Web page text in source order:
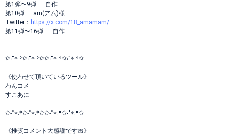
第1弾〜9弾……自作
第10弾……am(アム)様
Twitter： https://x.com/18_amamam/
第11弾〜16弾……自作
✩˖°⌖.꙳✩˖°⌖.꙳✩✩˖°⌖.꙳✩˖°⌖.꙳✩
《使わせて頂いているツール》
わんコメ
すこあに
✩˖°⌖.꙳✩˖°⌖.꙳✩✩˖°⌖.꙳✩˖°⌖.꙳✩
《推奨コメント大感謝です🎀》